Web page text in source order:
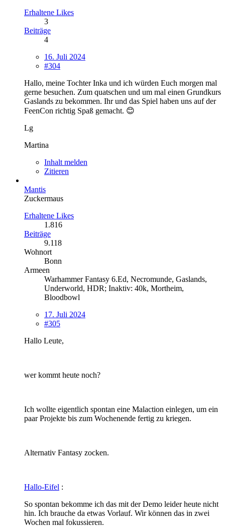
Erhaltene Likes
3
Beiträge
4
16. Juli 2024
#304
Hallo, meine Tochter Inka und ich würden Euch morgen mal
gerne besuchen. Zum quatschen und um mal einen Grundkurs
Gaslands zu bekommen. Ihr und das Spiel haben uns auf der
FeenCon richtig Spaß gemacht. 😊
Lg
Martina
Inhalt melden
Zitieren
Mantis
Zuckermaus
Erhaltene Likes
1.816
Beiträge
9.118
Wohnort
Bonn
Armeen
Warhammer Fantasy 6.Ed, Necromunde, Gaslands,
Underworld, HDR; Inaktiv: 40k, Mortheim,
Bloodbowl
17. Juli 2024
#305
Hallo Leute,
wer kommt heute noch?
Ich wollte eigentlich spontan eine Malaction einlegen, um ein
paar Projekte bis zum Wochenende fertig zu kriegen.
Alternativ Fantasy zocken.
Hallo-Eifel :
So spontan bekomme ich das mit der Demo leider heute nicht
hin. Ich brauche da etwas Vorlauf. Wir können das in zwei
Wochen mal fokussieren.